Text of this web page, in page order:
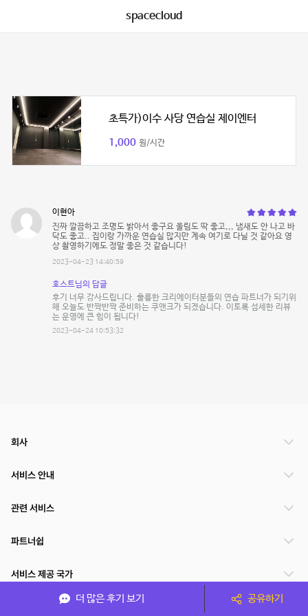
spacecloud
초특가)이수 사당 연습실 제이엔터
1,000 원/시간
이현아
진짜 깔끔하고 조명도 밝아서 좋구요 울림도 딱 좋고,,, 냄새도 안 나고 바
닥도 좋고.. 집이랑 가까운 연습실 많지만 계속 여기로 다닐 것 같아요 영
상 촬영하기에도 정말 좋은 것 같습니다!
2023-04-23 14:40:59
호스트님의 답글
후기 너무 감사드립니다. 훌륭한 크리에이터분들의 연습 파트너가 되기위
해 오늘도 반짝반짝 준비하는 쿠앤크가 되겠습니다. 이토록 섬세한 리뷰
는 운영에 큰 힘이 됩니다!
2023-04-24 10:53:32
더 많은 후기 보기 공유하기
회사
서비스 안내
관련 서비스
파트너쉽
서비스 제공 국가